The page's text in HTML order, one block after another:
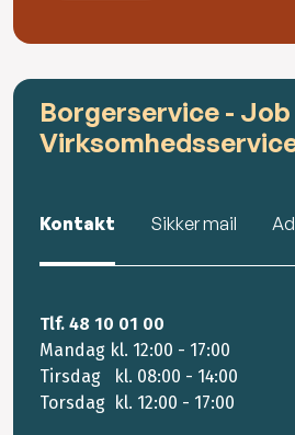
Borgerservice - Job
Kontakt Sikker mail
Tlf. 48 10 01 00
Mandag kl. 12:00 - 17:00
Tirsdag kl. 08:00 - 14:00
Torsdag kl. 12:00 - 17:00